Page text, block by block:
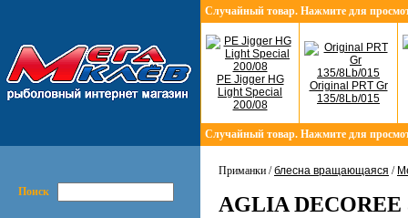
Случайный товар. Нажмите для
PE Jigger HG
Light Special
200/08
Original PRT Gr
135/8Lb/015
Случайный товар. Нажмите для
Поиск
Приманки /блесна вращающаяся /
AGLIA DECOREE